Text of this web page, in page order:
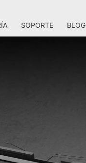
SOPORTE BLOG